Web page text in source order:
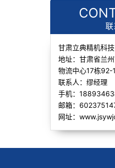
联
甘肃立典精机科
地址：甘肃省兰
物流中心17栋92-
联系人：缪经理
手机：
邮箱：
网址：